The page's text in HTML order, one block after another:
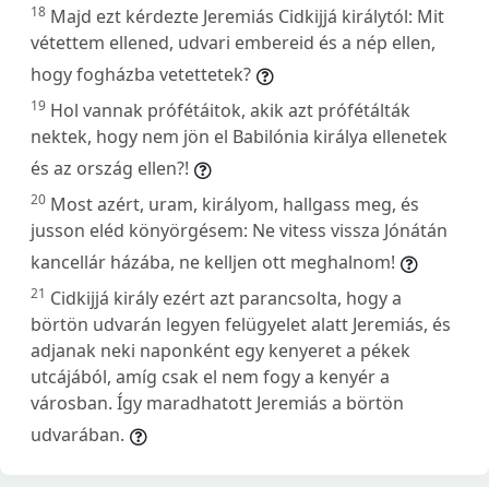
18 Majd ezt kérdezte Jeremiás Cidkijjá királytól: Mit
vétettem ellened, udvari embereid és a nép ellen,
hogy fogházba vetettetek?
19 Hol vannak prófétáitok, akik azt prófétálták
nektek, hogy nem jön el Babilónia királya ellenetek
és az ország ellen?!
20 Most azért, uram, királyom, hallgass meg, és
jusson eléd könyörgésem: Ne vitess vissza Jónátán
kancellár házába, ne kelljen ott meghalnom!
21 Cidkijjá király ezért azt parancsolta, hogy a
börtön udvarán legyen felügyelet alatt Jeremiás, és
adjanak neki naponként egy kenyeret a pékek
utcájából, amíg csak el nem fogy a kenyér a
városban. Így maradhatott Jeremiás a börtön
udvarában.